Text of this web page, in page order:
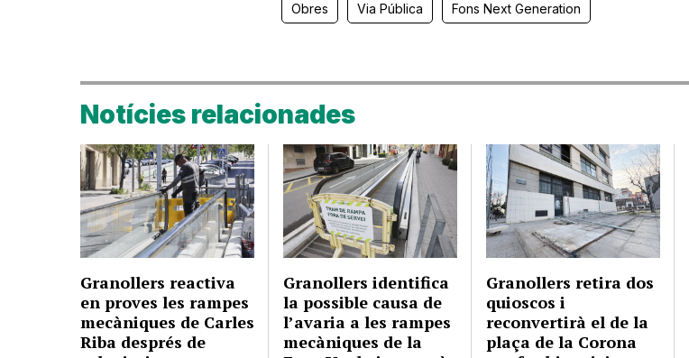
Obres Via Pública Fons Next Generation
Notícies relacionades
Granollers reactiva
en proves les rampes
mecàniques de Carles
Riba després de
Granollers identifica
la possible causa de
l’avaria a les rampes
mecàniques de la
Granollers retira dos
quioscos i
reconvertirà el de la
plaça de la Corona